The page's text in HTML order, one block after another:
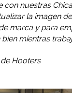
con nuestras
la imagen
marca y para
mientras
Hooters